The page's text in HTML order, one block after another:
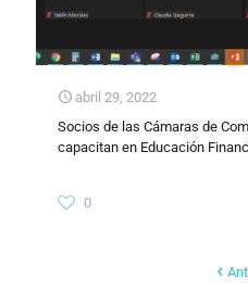
abril 29, 2022
Socios de las Cámaras de
capacitan en Educación
0